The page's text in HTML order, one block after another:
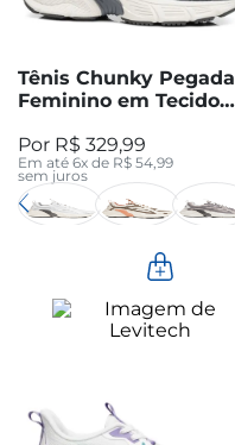
Tênis Chunky Pegada
Feminino em Tecido
R$ 329,99
Em até 6x de R$ 54,99
sem juros